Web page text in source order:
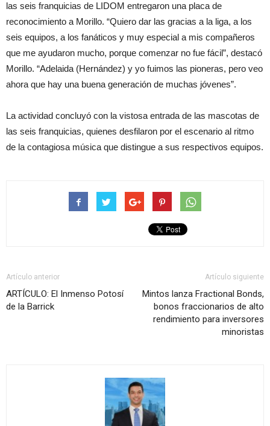
las seis franquicias de LIDOM entregaron una placa de
reconocimiento a Morillo. “Quiero dar las gracias a la liga, a los
seis equipos, a los fanáticos y muy especial a mis compañeros
que me ayudaron mucho, porque comenzar no fue fácil”, destacó
Morillo. “Adelaida (Hernández) y yo fuimos las pioneras, pero veo
ahora que hay una buena generación de muchas jóvenes”.
La actividad concluyó con la vistosa entrada de las mascotas de
las seis franquicias, quienes desfilaron por el escenario al ritmo
de la contagiosa música que distingue a sus respectivos equipos.
Artículo anterior
ARTÍCULO: El Inmenso Potosí
de la Barrick
Artículo siguiente
Mintos lanza Fractional Bonds,
bonos fraccionarios de alto
rendimiento para inversores
minoristas